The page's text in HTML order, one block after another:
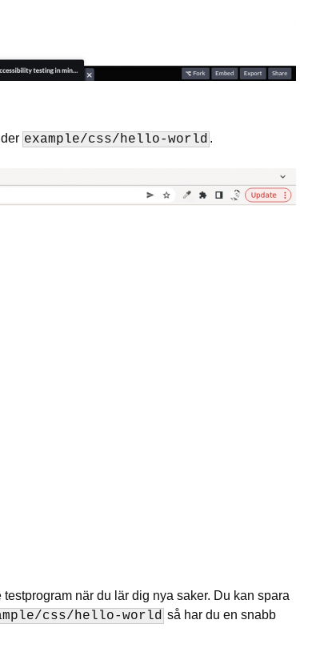
example/css/hello-world .
när du lär dig nya saker. Du kan spara
css/hello-world så har du en snabb